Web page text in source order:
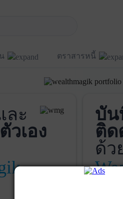
ตราสารหนี้
ะ
วเอง
บัน
ติด
ด้ว